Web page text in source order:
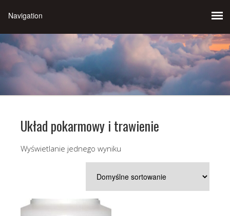
Układ pokarmowy i trawienie
Wyświetlanie jednego wyniku